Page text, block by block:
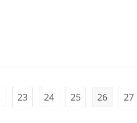
23 24 25 26 27